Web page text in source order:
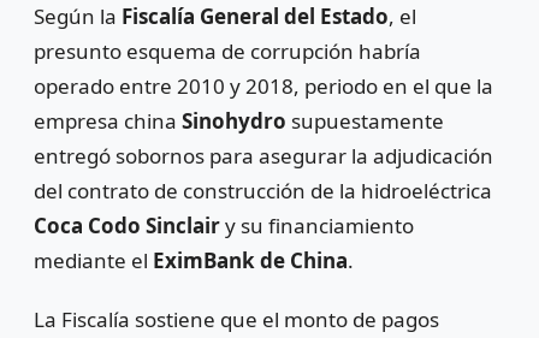
Según la Fiscalía General del Estado, el
presunto esquema de corrupción habría
operado entre 2010 y 2018, periodo en el que la
empresa china Sinohydro supuestamente
entregó sobornos para asegurar la adjudicación
del contrato de construcción de la hidroeléctrica
Coca Codo Sinclairy su financiamiento
mediante el EximBank de China.
La Fiscalía sostiene que el monto de pagos